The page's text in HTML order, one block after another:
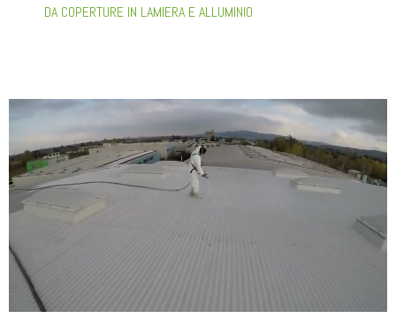
DA COPERTURE IN LAMIERA E ALLUMINIO